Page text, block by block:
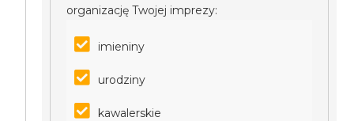
organizację Twojej imprezy:
imieniny
urodziny
kawalerskie